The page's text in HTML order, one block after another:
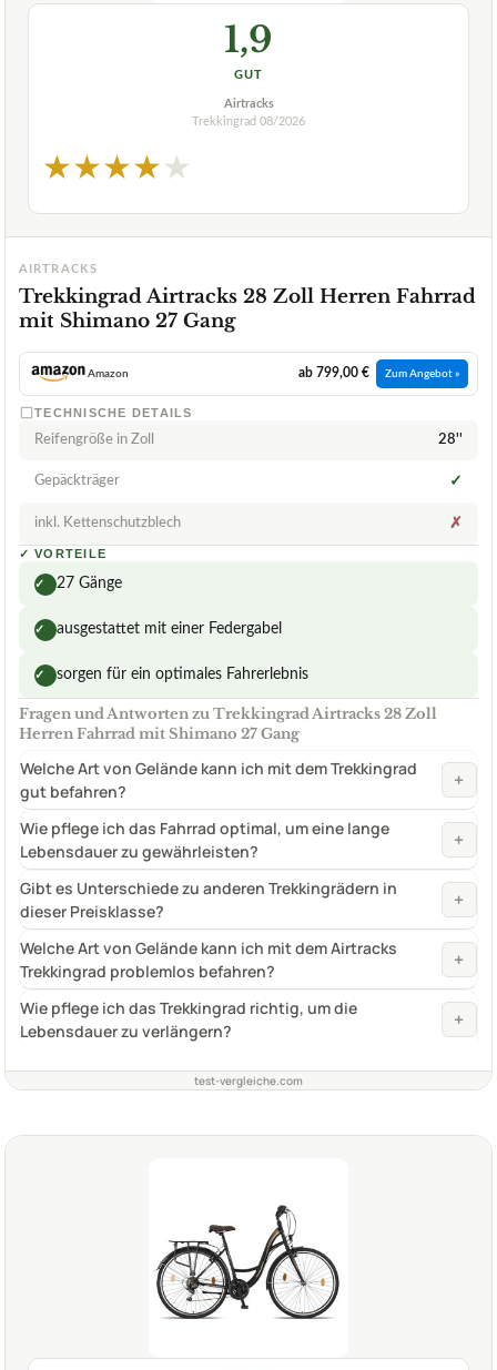
1,9
GUT
Airtracks
Trekkingrad 08/2026
★★★★★
AIRTRACKS
Trekkingrad Airtracks 28 Zoll Herren Fahrrad
mit Shimano 27 Gang
Amazon ab 799,00 € Zum Angebot »
TECHNISCHE DETAILS
Reifengröße in Zoll 28''
Gepäckträger ✓
inkl. Kettenschutzblech ✗
✓ VORTEILE
✓ 27 Gänge
✓ ausgestattet mit einer Federgabel
✓ sorgen für ein optimales Fahrerlebnis
Fragen und Antworten zu Trekkingrad Airtracks 28 Zoll
Herren Fahrrad mit Shimano 27 Gang
Welche Art von Gelände kann ich mit dem Trekkingrad
gut befahren?
+
Wie pflege ich das Fahrrad optimal, um eine lange
Lebensdauer zu gewährleisten?
+
Gibt es Unterschiede zu anderen Trekkingrädern in
dieser Preisklasse?
+
Welche Art von Gelände kann ich mit dem Airtracks
Trekkingrad problemlos befahren?
+
Wie pflege ich das Trekkingrad richtig, um die
Lebensdauer zu verlängern?
+
test-vergleiche.com